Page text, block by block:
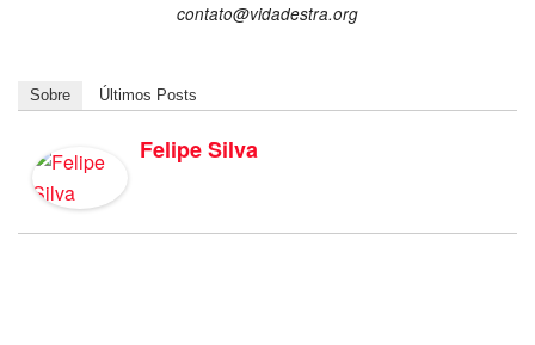
contato@vidadestra.org
Sobre Últimos Posts
Felipe Silva